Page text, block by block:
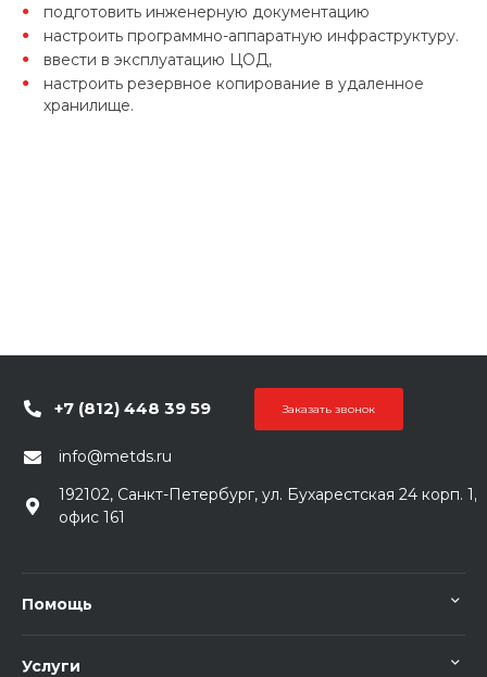
подготовить инженерную документацию
настроить программно-аппаратную инфраструктуру.
ввести в эксплуатацию ЦОД,
настроить резервное копирование в удаленное
хранилище.
+7 (812) 448 39 59 Заказать звонок
info@metds.ru
192102, Санкт-Петербург, ул. Бухарестская 24 корп. 1,
офис 161
Помощь
Услуги